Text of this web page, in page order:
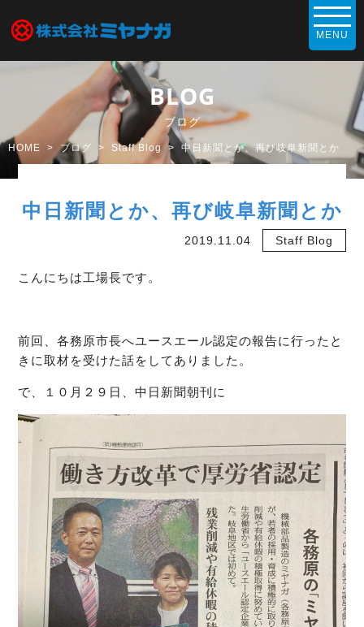
BLOG
ブログ
HOME ブログ Staff Blog 中日新聞とか、再び岐阜新聞とか
中日新聞とか、再び岐阜新聞とか
2019.11.04 Staff Blog
こんにちは工場長です。
前回、各務原市長へユースエール認定の報告に行ったと
きに取材を受けた話をしてありました。
で、１０月２９日、中日新聞朝刊に